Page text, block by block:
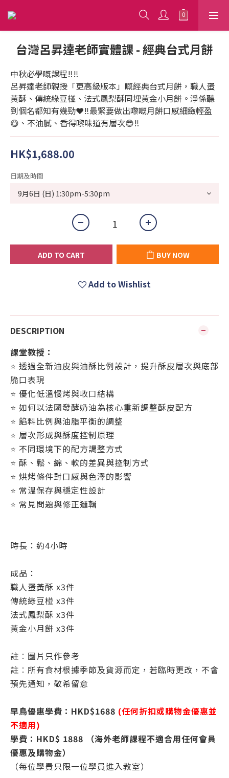
台灣呂昇達老師實體課 - 經典台式月餅
中秋必學嘅課程‼️‼️
呂昇達老師親授「更高級版本」嘅經典台式月餅，職人蛋
黃酥、傳統綠豆椪、法式鳳梨酥同埋黃金小月餅。淨係聽
到個名都知有幾勁❤️‼️最緊要做出嚟嘅月餅口感細緻輕盈
😋、不油膩、香得嚟味道有層次😎‼️
HK$1,688.00
日期及時間
ADD TO CART BUY NOW
Add to Wishlist
DESCRIPTION
課堂教授：
⭐ 透過全新油皮與油酥比例設計，提升酥皮層次與底部
脆口表現
⭐ 優化低溫慢烤與收口結構
⭐ 如何以法國發酵奶油為核心重新調整酥皮配方
⭐ 餡料比例與油脂平衡的調整
⭐ 層次形成與酥度控制原理
⭐ 不同環境下的配方調整方式
⭐ 酥、鬆、綿、軟的差異與控制方式
⭐ 烘烤條件對口感與色澤的影響
⭐ 常溫保存與穩定性設計
⭐ 常見問題與修正邏輯
時長：約4小時
成品：
職人蛋黃酥 x3件
傳統綠豆椪 x3件
法式鳳梨酥 x3件
黃金小月餅 x3件
註︰圖片只作參考
註︰所有食材根據季節及貨源而定，若臨時更改，不會
預先通知，敬希留意
早鳥優惠學費：HKD$1688 (任何折扣或購物金優惠並
不適用)
學費：HKD$ 1888 （海外老師課程不適合用任何會員
優惠及購物金）
（每位學費只限一位學員進入教室）